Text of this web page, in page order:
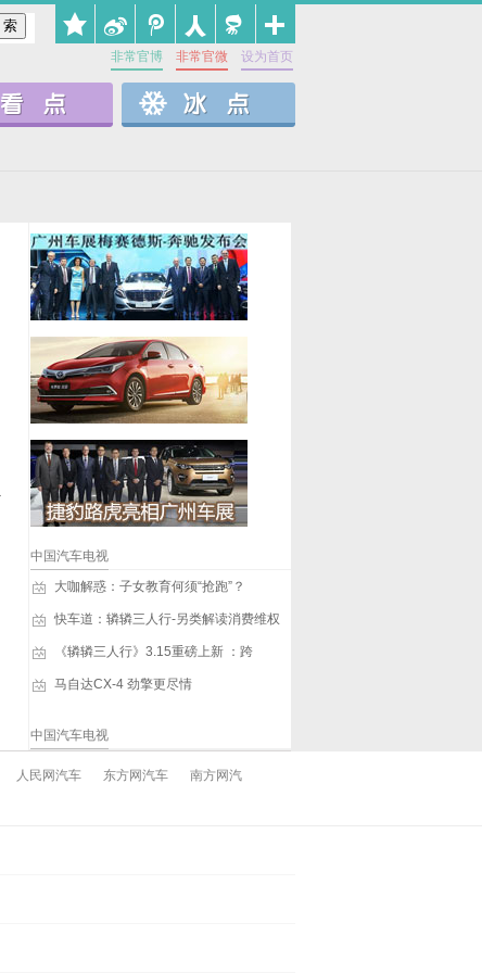
非常官博 非常官微 设为首页
中国汽车电视
大咖解惑：子女教育何须“抢跑”？
快车道：辚辚三人行-另类解读消费维权
《辚辚三人行》3.15重磅上新 ：跨
马自达CX-4 劲擎更尽情
中国汽车电视
人民网汽车 东方网汽车
南方网汽